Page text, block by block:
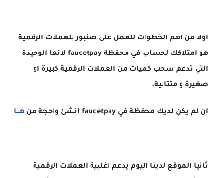
اولا من اهم الخطوات للعمل على صنبور للعملات الرقمية
هو امتلاكك لحساب في محفظة faucetpay لانها الوحيدة
التي تدعم سحب كميات من العملات الرقمية كبيرة او
صغيرة و متتالية.
ان لم يكن لديك محفظة في faucetpay انشئ واحجة من هنا
ثانيا الموقع لدينا اليوم يدعم اغلبية العملات الرقمية